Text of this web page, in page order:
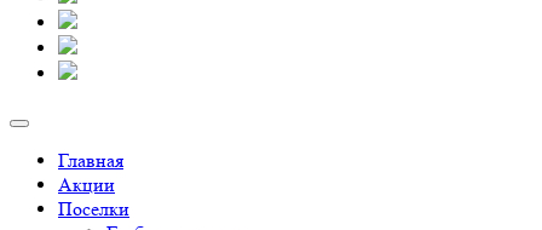
Главная
Акции
Поселки